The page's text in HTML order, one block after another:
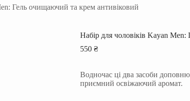
Гель очищаючий та крем антивіковий
Набір для чоловіків Kayan
550 ₴
Водночас ці два засоби
приємний освіжаючий аромат.